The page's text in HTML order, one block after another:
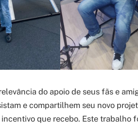
do apoio de seus fãs e
e compartilhem seu novo
que recebo. Este trabalho